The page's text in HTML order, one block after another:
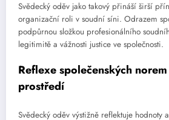
Svědecký oděv jako takový přináší širší
organizační roli v soudní síni. Odrazem
podpůrnou složkou profesionálního
legitimitě a vážnosti justice ve společnosti.
Reflexe společenských
prostředí
Svědecký oděv výstižně reflektuje hodnoty